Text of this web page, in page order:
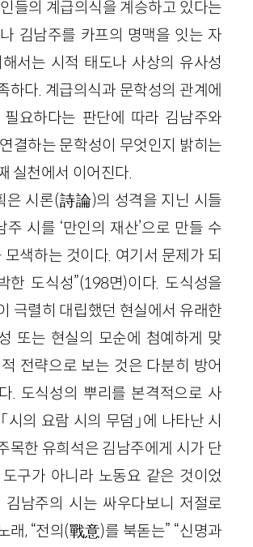
들의 계급의식을 계승하고 있다는
김남주를 카프의 명맥을 잇는 자
서는 시적 태도나 사상의 유사성
하다. 계급의식과 문학성의 관계에
요하다는 판단에 따라 김남주와
결하는 문학성이 무엇인지 밝히는
실천에서 이어진다.
은 시론(詩論)의 성격을 지닌 시들
주 시를 ‘만인의 재산’으로 만들 수
모색하는 것이다. 여기서 문제가 되
한 도식성”(198면)이다. 도식성을
극렬히 대립했던 현실에서 유래한
또는 현실의 모순에 첨예하게 맞
전략으로 보는 것은 다분히 방어
. 도식성의 뿌리를 본격적으로 사
시의 요람 시의 무덤」에 나타난 시
목한 유희석은 김남주에게 시가 단
구가 아니라 노동요 같은 것이었
김남주의 시는 싸우다보니 저절로
래, “전의(戰意)를 북돋는” “신명과